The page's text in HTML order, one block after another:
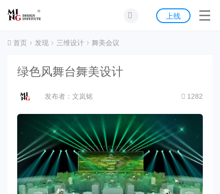
发现
灵感
公告
关于我们
上线
首页 发现 三维设计 舞美会议
绿色风舞台舞美设计
发布者：文岚铭 1282